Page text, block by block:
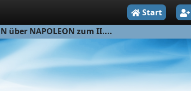
Start
über NAPOLEON zum II....